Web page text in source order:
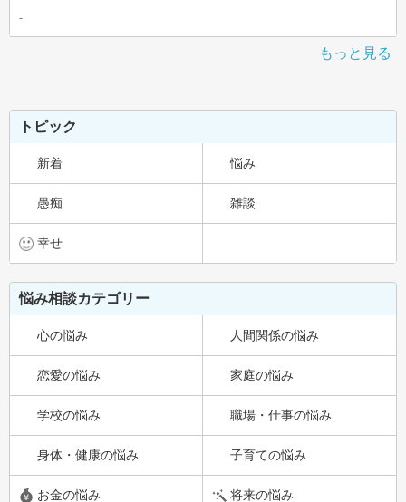
-
もっと見る
トピック
新着 悩み
愚痴 雑談
幸せ
悩み相談カテゴリー
心の悩み 人間関係の悩み
恋愛の悩み 家庭の悩み
学校の悩み 職場・仕事の悩み
身体・健康の悩み 子育ての悩み
お金の悩み 将来の悩み